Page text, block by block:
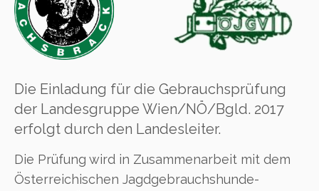
Die Einladung für die Gebrauchsprüfung
der Landesgruppe Wien/NÖ/Bgld. 2017
erfolgt durch den Landesleiter.
Die Prüfung wird in Zusammenarbeit mit dem
Österreichischen Jagdgebrauchshunde-